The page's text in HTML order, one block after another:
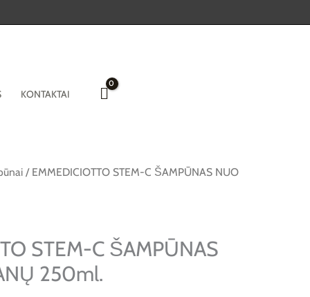
KONTAKTAI
/ EMMEDICIOTTO STEM-C ŠAMPŪNAS NUO
STEM-C ŠAMPŪNAS
250ml.